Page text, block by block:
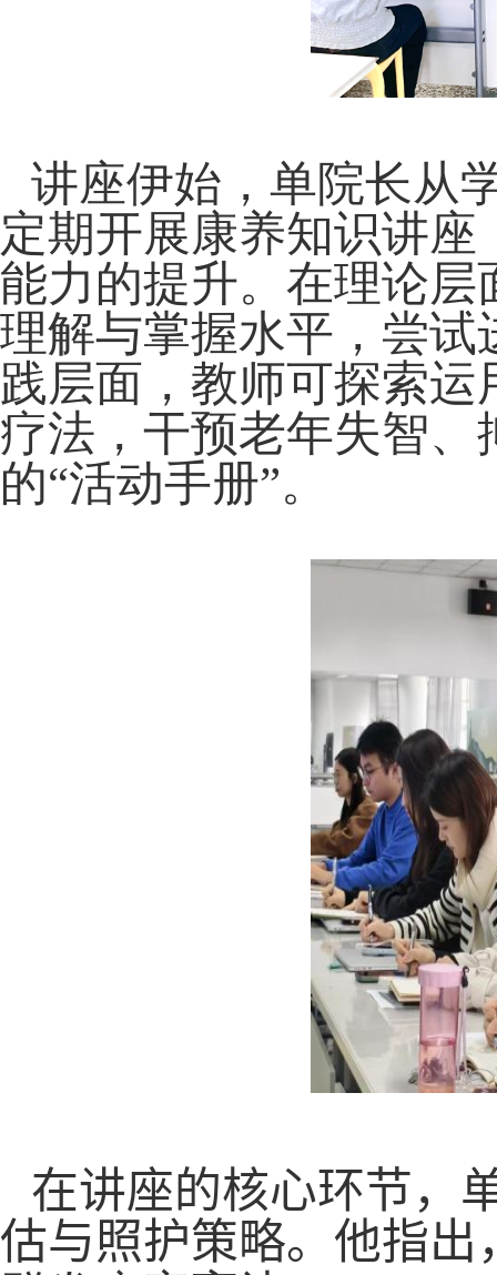
讲座伊始，单院长从
定期开展康养知识讲
能力的提升。在理论
理解与掌握水平，尝
践层面，教师可探索
疗法，干预老年失智
的“活动手册”。
在讲座的核心环节，
估与照护策略。他指出